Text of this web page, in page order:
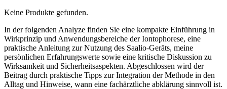
Keine Produkte gefunden.
In‌ der folgenden Analyze finden Sie eine kompakte Einführung in⁤
Wirkprinzip und Anwendungsbereiche⁣ der ‍Iontophorese, eine
praktische ⁤Anleitung zur Nutzung des Saalio-Geräts, meine
persönlichen Erfahrungswerte sowie eine⁢ kritische Diskussion zu‌
Wirksamkeit und Sicherheitsaspekten. Abgeschlossen wird ​der
Beitrag durch praktische ‍Tipps zur Integration⁤ der​ Methode in den⁤
Alltag und Hinweise, wann eine fachärztliche abklärung sinnvoll ist.